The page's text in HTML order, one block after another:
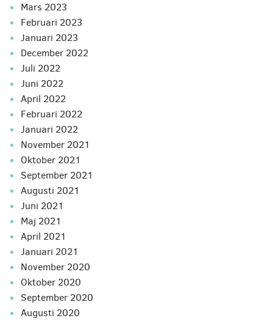
mars 2023
februari 2023
januari 2023
december 2022
juli 2022
juni 2022
april 2022
februari 2022
januari 2022
november 2021
oktober 2021
september 2021
augusti 2021
juni 2021
maj 2021
april 2021
januari 2021
november 2020
oktober 2020
september 2020
augusti 2020